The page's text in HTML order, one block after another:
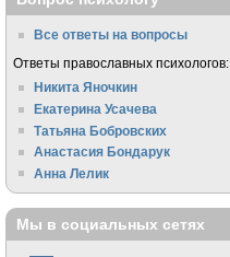
Все ответы на вопросы
Ответы православных психологов:
Никита Яночкин
Екатерина Усачева
Татьяна Бобровских
Анастасия Бондарук
Анна Лелик
Мы в социальных сетях